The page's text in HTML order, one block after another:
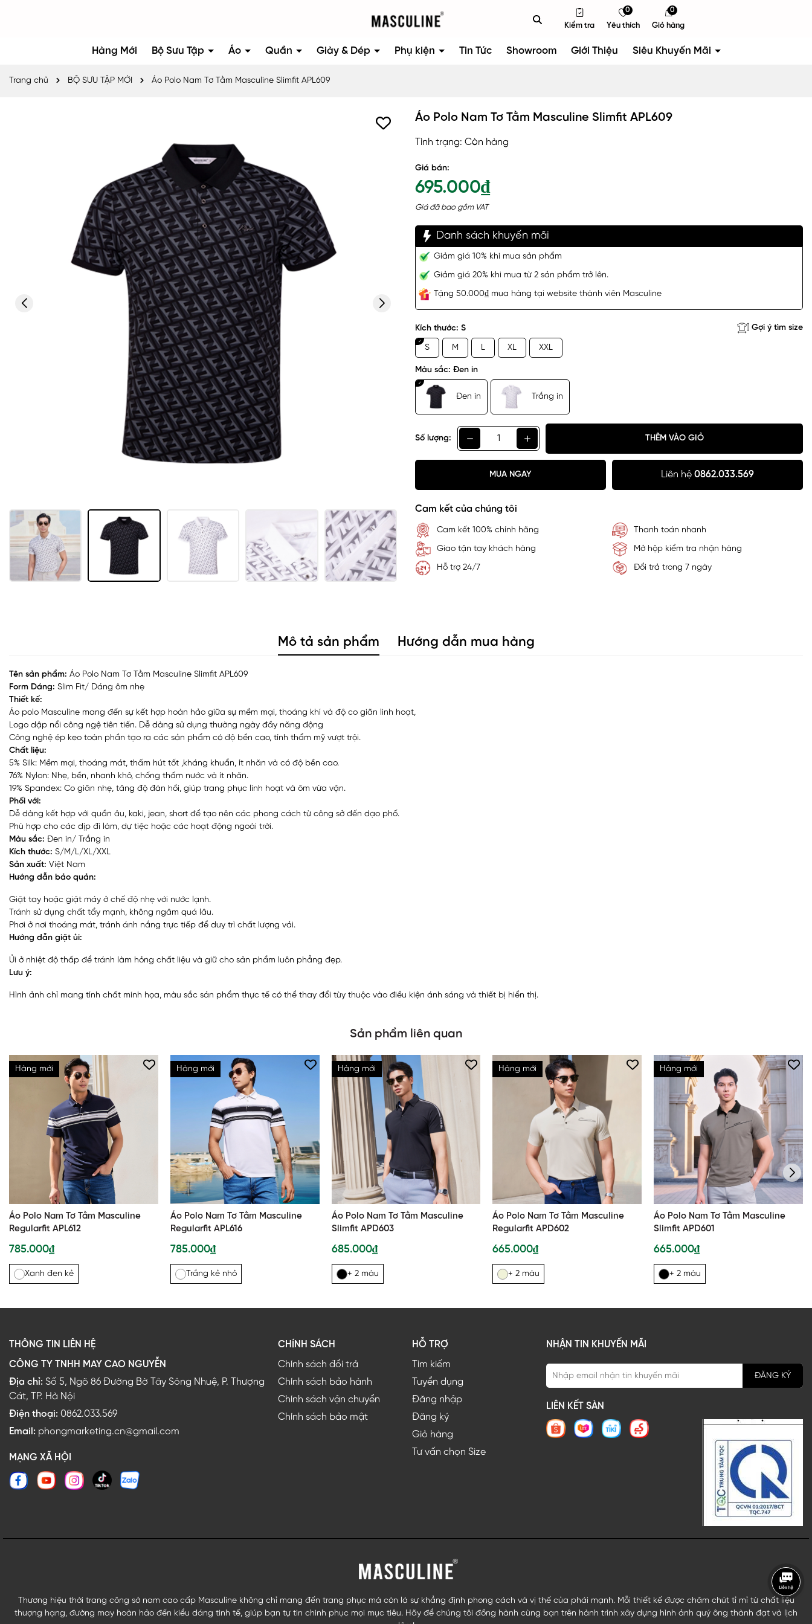
Kiểm tra Yêu thích
0
Giỏ hàng
0
Hàng Mới Bộ Sưu Tập Áo Quần Giày & Dép Phụ kiện Tin Tức Showroom Giới Thiệu Siêu Khuyến Mãi
Trang chủ BỘ SƯU TẬP MỚI Áo Polo Nam Tơ Tằm Masculine Slimfit APL609
Áo Polo Nam Tơ Tằm Masculine Slimfit APL609
Tình trạng: Còn hàng
Giá bán:
695.000₫
Giá đã bao gồm VAT
Danh sách khuyến mãi
Giảm giá 10% khi mua sản phẩm
Giảm giá 20% khi mua từ 2 sản phẩm trở lên.
Tặng 50.000₫ mua hàng tại website thành viên Masculine
Kích thước: S Gợi ý tìm size
S M L XL XXL
Màu sắc: Đen in
Đen in Trắng in
Số lượng: THÊM VÀO GIỎ
MUA NGAY Liên hệ 0862.033.569
Cam kết của chúng tôi
Cam kết 100% chính hãng Thanh toán nhanh
Giao tận tay khách hàng Mở hộp kiểm tra nhận hàng
Hỗ trợ 24/7 Đổi trả trong 7 ngày
Mô tả sản phẩm Hướng dẫn mua hàng
Tên sản phẩm: Áo Polo Nam Tơ Tằm Masculine Slimfit APL609
Form Dáng: Slim Fit/ Dáng ôm nhẹ
Thiết kế:
Áo polo Masculine mang đến sự kết hợp hoàn hảo giữa sự mềm mại, thoáng khí và độ co giãn linh hoạt,
Logo dập nổi công ngệ tiên tiến. Dễ dàng sử dụng thường ngày đầy năng động
Công nghệ ép keo toàn phần tạo ra các sản phẩm có độ bền cao, tính thẩm mỹ vượt trội.
Chất liệu:
5% Silk: Mềm mại, thoáng mát, thấm hút tốt ,kháng khuẩn, ít nhăn và có độ bền cao.
76% Nylon: Nhẹ, bền, nhanh khô, chống thấm nước và ít nhăn.
19% Spandex: Co giãn nhẹ, tăng độ đàn hồi, giúp trang phục linh hoạt và ôm vừa vặn.
Phối với:
Dễ dàng kết hợp với quần âu, kaki, jean, short để tạo nên các phong cách từ công sở đến dạo phố.
Phù hợp cho các dịp đi làm, dự tiệc hoặc các hoạt động ngoài trời.
Màu sắc: Đen in/ Trắng in
Kích thước: S/M/L/XL/XXL
Sản xuất: Việt Nam
Hướng dẫn bảo quản:
Giặt tay hoặc giặt máy ở chế độ nhẹ với nước lạnh.
Tránh sử dụng chất tẩy mạnh, không ngâm quá lâu.
Phơi ở nơi thoáng mát, tránh ánh nắng trực tiếp để duy trì chất lượng vải.
Hướng dẫn giặt ủi:
Ủi ở nhiệt độ thấp để tránh làm hỏng chất liệu và giữ cho sản phẩm luôn phẳng đẹp.
Lưu ý:
Hình ảnh chỉ mang tính chất minh họa, màu sắc sản phẩm thực tế có thể thay đổi tùy thuộc vào điều kiện ánh sáng và thiết bị hiển thị.
Sản phẩm liên quan
Hàng mới
Áo Polo Nam Tơ Tằm Masculine
Regularfit APL612
785.000₫
Xanh đen kẻ
Hàng mới
Áo Polo Nam Tơ Tằm Masculine
Regularfit APL616
785.000₫
Trắng kẻ nhỏ
Hàng mới
Áo Polo Nam Tơ Tằm Masculine
Slimfit APD603
685.000₫
+ 2 màu
Hàng mới
Áo Polo Nam Tơ Tằm Masculine
Regularfit APD602
665.000₫
+ 2 màu
Hàng mới
Áo Polo Nam Tơ Tằm Masculine
Slimfit APD601
665.000₫
+ 2 màu
THÔNG TIN LIÊN HỆ
CÔNG TY TNHH MAY CAO NGUYỄN
Địa chỉ: Số 5, Ngõ 86 Đường Bờ Tây Sông Nhuệ, P. Thượng
Cát, TP. Hà Nội
Điện thoại: 0862.033.569
Email: phongmarketing.cn@gmail.com
MẠNG XÃ HỘI
CHÍNH SÁCH
Chính sách đổi trả
Chính sách bảo hành
Chính sách vận chuyển
Chính sách bảo mật
HỖ TRỢ
Tìm kiếm
Tuyển dụng
Đăng nhập
Đăng ký
Giỏ hàng
Tư vấn chọn Size
NHẬN TIN KHUYẾN MÃI
ĐĂNG KÝ
LIÊN KẾT SÀN
Thương hiệu thời trang công sở nam cao cấp Masculine không chỉ mang đến trang phục mà còn là sự khẳng định phong cách và vị thế của phái mạnh. Mỗi thiết kế được chăm chút tỉ mỉ từ chất liệu
thượng hạng, đường may hoàn hảo đến kiểu dáng tinh tế, giúp bạn tự tin chinh phục mọi mục tiêu. Hãy để chúng tôi đồng hành cùng bạn trên hành trình xây dựng hình ảnh quý ông thành đạt và lịch